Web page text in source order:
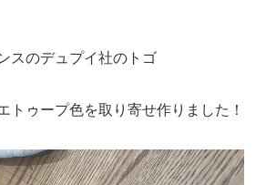
スのデュプイ社のトゴ
トゥープ色を取り寄せ作りました！